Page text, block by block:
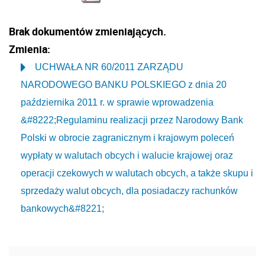
Brak dokumentów zmieniających.
Zmienia:
UCHWAŁA NR 60/2011 ZARZĄDU
NARODOWEGO BANKU POLSKIEGO z dnia 20
października 2011 r. w sprawie wprowadzenia
&#8222;Regulaminu realizacji przez Narodowy Bank
Polski w obrocie zagranicznym i krajowym poleceń
wypłaty w walutach obcych i walucie krajowej oraz
operacji czekowych w walutach obcych, a także skupu i
sprzedaży walut obcych, dla posiadaczy rachunków
bankowych&#8221;